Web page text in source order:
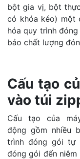
bột gia vị, bột
có khóa kéo) một
hóa quy trình
bảo chất lượng
Cấu tạo
vào túi
Cấu tạo của
động gồm nhiều
trình đóng gói tự
đóng gói đến